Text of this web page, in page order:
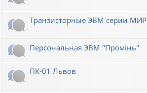
Транзисторные ЭВМ серии МИР
Персональная ЭВМ "Промiнь"
ПК-01 Львов